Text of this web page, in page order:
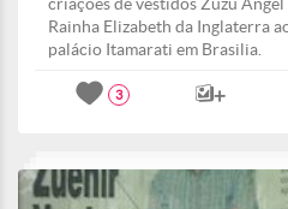
Rainha Elizabeth da Inglaterra
palácio Itamarati em Brasilia.
3